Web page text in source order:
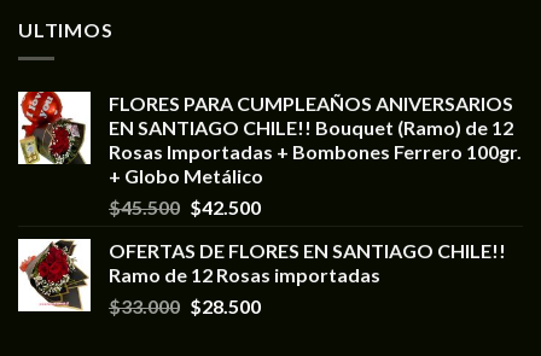
ULTIMOS
FLORES PARA CUMPLEAÑOS ANIVERSARIOS
EN SANTIAGO CHILE!! Bouquet (Ramo) de 12
Rosas Importadas + Bombones Ferrero 100gr.
+ Globo Metálico
$45.500 $42.500
OFERTAS DE FLORES EN SANTIAGO CHILE!!
Ramo de 12 Rosas importadas
$33.000 $28.500